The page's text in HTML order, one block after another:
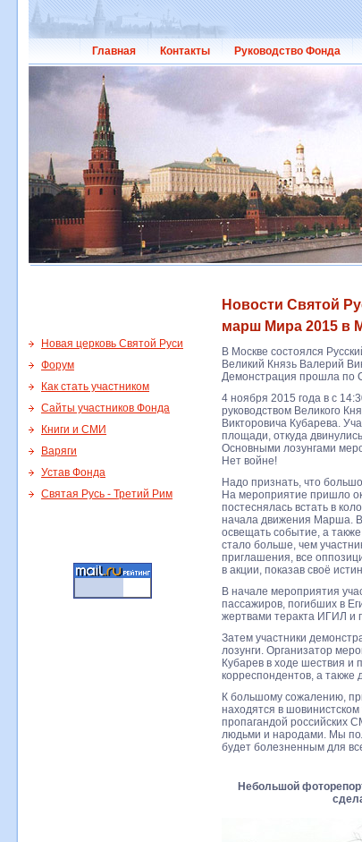
Главная Контакты Руководство Фонда
Новости Святой
марш Мира 2015 в
Новая церковь Святой Руси
Форум
Как стать участником
Сайты участников Фонда
Книги и СМИ
Варяги
Устав Фонда
Святая Русь - Третий Рим
В Москве состоялся
Великий Князь Валерий
Демонстрация прошла по
4 ноября 2015 года в с
руководством Великого
Викторовича Кубарева.
площади, откуда
Основными лозунгами
Нет войне!
Надо признать, что
На мероприятие пришло
постеснялась встать в
начала движения Марша. В
освещать событие, а
стало больше, чем
приглашения, все
в акции, показав своё
В начале мероприятия
пассажиров, погибших в
жертвами теракта ИГИЛ и
Затем участники
лозунги. Организатор
Кубарев в ходе шествия и
корреспондентов, а также
К большому сожалению,
находятся в
пропагандой российских
людьми и народами. Мы
будет болезненным для
Небольшой